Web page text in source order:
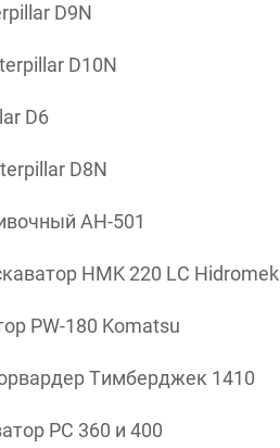
D9N
D10N
D6
D8N
АН-501
HMK 220 LC Hidromek
PW-180 Komatsu
Тимберджек 1410
PC 360 и 400